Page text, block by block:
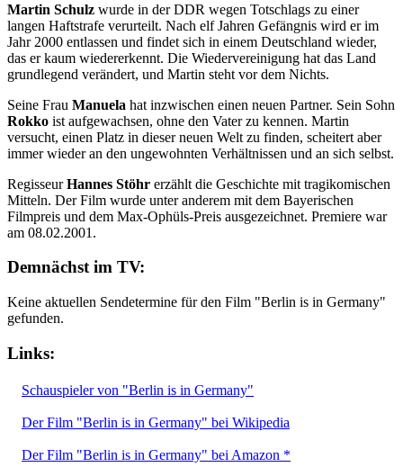
Martin Schulz wurde in der DDR wegen Totschlags zu einer
langen Haftstrafe verurteilt. Nach elf Jahren Gefängnis wird er im
Jahr 2000 entlassen und findet sich in einem Deutschland wieder,
das er kaum wiedererkennt. Die Wiedervereinigung hat das Land
grundlegend verändert, und Martin steht vor dem Nichts.
Seine Frau Manuela hat inzwischen einen neuen Partner. Sein Sohn
Rokko ist aufgewachsen, ohne den Vater zu kennen. Martin
versucht, einen Platz in dieser neuen Welt zu finden, scheitert aber
immer wieder an den ungewohnten Verhältnissen und an sich selbst.
RegisseurHannes Stöhr erzählt die Geschichte mit tragikomischen
Mitteln. Der Film wurde unter anderem mit dem Bayerischen
Filmpreis und dem Max-Ophüls-Preis ausgezeichnet. Premiere war
am 08.02.2001.
Demnächst im TV:
Keine aktuellen Sendetermine für den Film "Berlin is in Germany"
gefunden.
Links:
Schauspieler von "Berlin is in Germany"
Der Film "Berlin is in Germany" bei Wikipedia
Der Film "Berlin is in Germany" bei Amazon *